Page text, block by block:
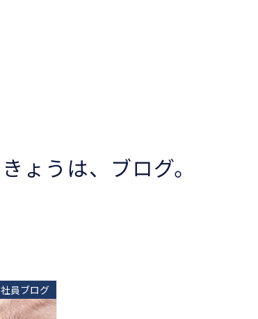
きょうは、ブログ。
社員ブログ